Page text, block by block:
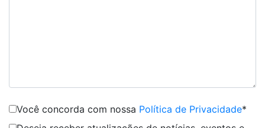
Você concorda com nossa Política de Privacidade*